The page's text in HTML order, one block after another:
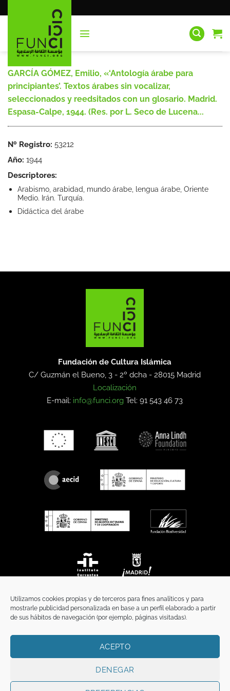
Utilizamos cookies propias y de terceros para fines analíticos y para
mostrarle publicidad personalizada en base a un perfil elaborado a partir
de sus hábitos de navegación (por ejemplo, páginas visitadas).
ACEPTO
DENEGAR
al
GARCÍA GÓMEZ, Emilio, «‘Antología árabe para
principiantes’. Textos árabes sin vocalizar,
seleccionados y reedsitados con un glosario. Madrid.
Espasa-Calpe, 1944. (Res. por L. Seco de Lucena...
Nº Registro: 53212
Año: 1944
Descriptores:
Arabismo, arabidad, mundo árabe, lengua árabe, Oriente
Medio. Irán. Turquía.
Didáctica del árabe
Fundación de Cultura Islámica
C/ Guzmán el Bueno, 3 - 2º dcha -28015 Madrid
Localización
E-mail: info@funci.org Tel: 91 543 46 73
TÉRMINOS Y CONDICIONES
Copyright 2026 ©FunciFUNCI es titular de los derechos de propiedad